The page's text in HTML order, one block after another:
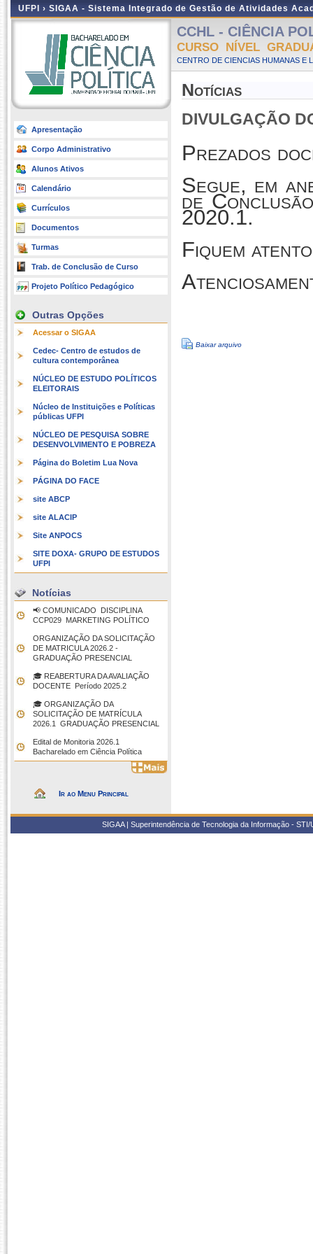
UFPI › SIGAA - Sistema Integrado de Gestão de Atividades
Apresentação
Corpo Administrativo
Alunos Ativos
Calendário
Currículos
Documentos
Turmas
Trab. de Conclusão de Curso
Projeto Político Pedagógico
Outras Opções
Acessar o SIGAA
Cedec- Centro de estudos de
cultura contemporânea
NÚCLEO DE ESTUDO POLÍTICOS
ELEITORAIS
Núcleo de Instituições e Políticas
públicas UFPI
NÚCLEO DE PESQUISA SOBRE
DESENVOLVIMENTO E POBREZA
Página do Boletim Lua Nova
PÁGINA DO FACE
site ABCP
site ALACIP
Site ANPOCS
SITE DOXA- GRUPO DE ESTUDOS
UFPI
Notícias
📢 COMUNICADO  DISCIPLINA
CCP029  MARKETING POLÍTICO
ORGANIZAÇÃO DA SOLICITAÇÃO
DE MATRICULA 2026.2 -
GRADUAÇÃO PRESENCIAL
🎓 REABERTURA DA AVALIAÇÃO
DOCENTE  Período 2025.2
🎓 ORGANIZAÇÃO DA
SOLICITAÇÃO DE MATRÍCULA
2026.1  GRADUAÇÃO PRESENCIAL
Edital de Monitoria 2026.1 
Bacharelado em Ciência Política
Ir ao Menu Principal
CCHL - CIÊNCIA
CURSO NÍVEL
CENTRO DE CIENCIAS HUMANAS E
Notícias
DIVULGAÇÃO
Prezados
Segue, em
de
2020.1.
Fiquem
Baixar arquivo
SIGAA | Superintendência de Tecnologia da Informação -